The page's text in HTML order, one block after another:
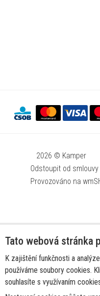
2026 © Kamper
Odstoupit od smlouvy
Provozováno na
Tato webová stránka
K zajištění funkčnosti a
používáme soubory cookies.
souhlasíte s využívaním